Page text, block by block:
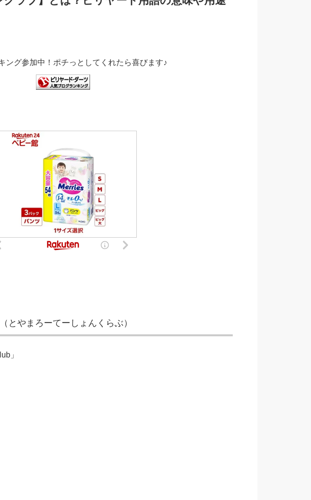
ング参加中！ポチっとしてくれたら喜びます♪
とやまろーてーしょんくらぶ）
」